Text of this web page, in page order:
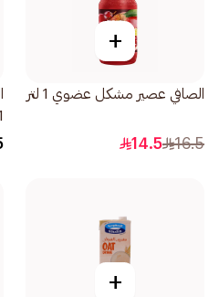
+
الصافي عصير مشكل عضوي 1 لتر
16.5
14.5
+